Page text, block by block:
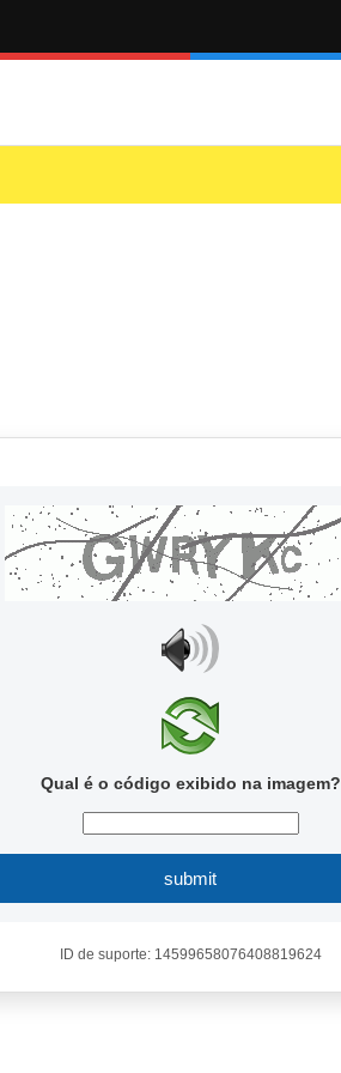
Qual é o código exibido na imagem?
submit
ID de suporte: 14599658076408819624